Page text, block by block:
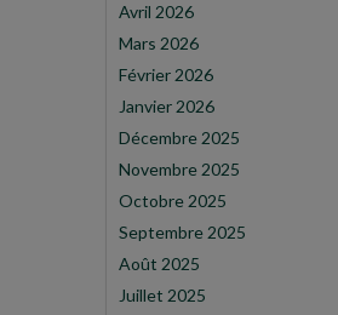
Avril 2026
Mars 2026
Février 2026
Janvier 2026
Décembre 2025
Novembre 2025
Octobre 2025
Septembre 2025
Août 2025
Juillet 2025